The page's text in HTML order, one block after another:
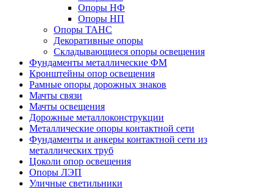
Опоры НФ
Опоры НП
Опоры ТАНС
Декоративные опоры
Складывающиеся опоры освещения
Фундаменты металлические ФМ
Кронштейны опор освещения
Рамные опоры дорожных знаков
Мачты связи
Мачты освещения
Дорожные металлоконструкции
Металлические опоры контактной сети
Фундаменты и анкеры контактной сети из
металлических труб
Цоколи опор освещения
Опоры ЛЭП
Уличные светильники